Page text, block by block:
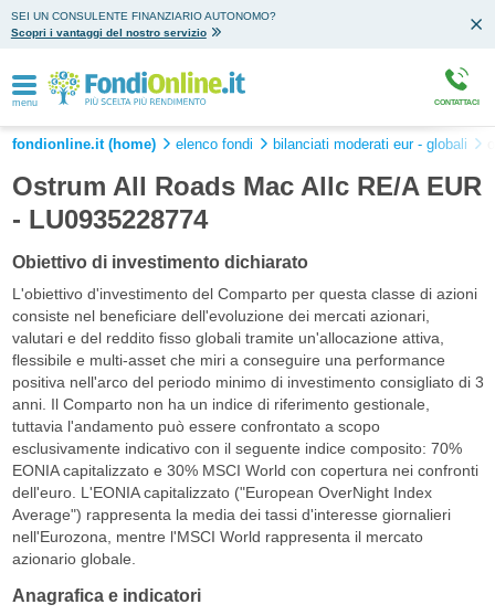
SEI UN CONSULENTE FINANZIARIO AUTONOMO?
Scopri i vantaggi del nostro servizio
menu CONTATTACI
fondionline.it (home) elenco fondi bilanciati moderati eur - globali
Ostrum All Roads Mac Allc RE/A EUR
- LU0935228774
Obiettivo di investimento dichiarato
L'obiettivo d'investimento del Comparto per questa classe di azioni
consiste nel beneficiare dell'evoluzione dei mercati azionari,
valutari e del reddito fisso globali tramite un'allocazione attiva,
flessibile e multi-asset che miri a conseguire una performance
positiva nell'arco del periodo minimo di investimento consigliato di 3
anni. Il Comparto non ha un indice di riferimento gestionale,
tuttavia l'andamento può essere confrontato a scopo
esclusivamente indicativo con il seguente indice composito: 70%
EONIA capitalizzato e 30% MSCI World con copertura nei confronti
dell'euro. L'EONIA capitalizzato ("European OverNight Index
Average") rappresenta la media dei tassi d'interesse giornalieri
nell'Eurozona, mentre l'MSCI World rappresenta il mercato
azionario globale.
Anagrafica e indicatori